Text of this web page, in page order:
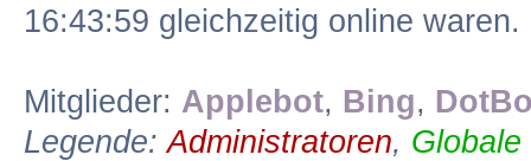
16:43:59 gleichzeitig online waren.
Mitglieder: Applebot, Bing,
Legende:Administratoren,